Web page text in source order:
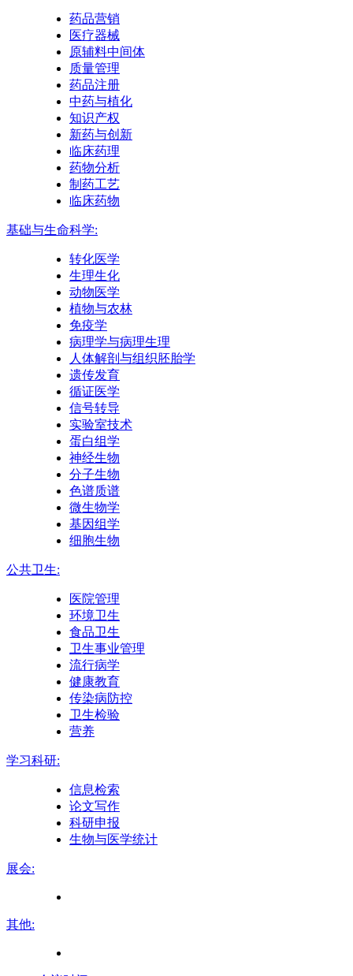
药品营销
医疗器械
原辅料中间体
质量管理
药品注册
中药与植化
知识产权
新药与创新
临床药理
药物分析
制药工艺
临床药物
基础与生命科学:
转化医学
生理生化
动物医学
植物与农林
免疫学
病理学与病理生理
人体解剖与组织胚胎学
遗传发育
循证医学
信号转导
实验室技术
蛋白组学
神经生物
分子生物
色谱质谱
微生物学
基因组学
细胞生物
公共卫生:
医院管理
环境卫生
食品卫生
卫生事业管理
流行病学
健康教育
传染病防控
卫生检验
营养
学习科研:
信息检索
论文写作
科研申报
生物与医学统计
展会:
其他: